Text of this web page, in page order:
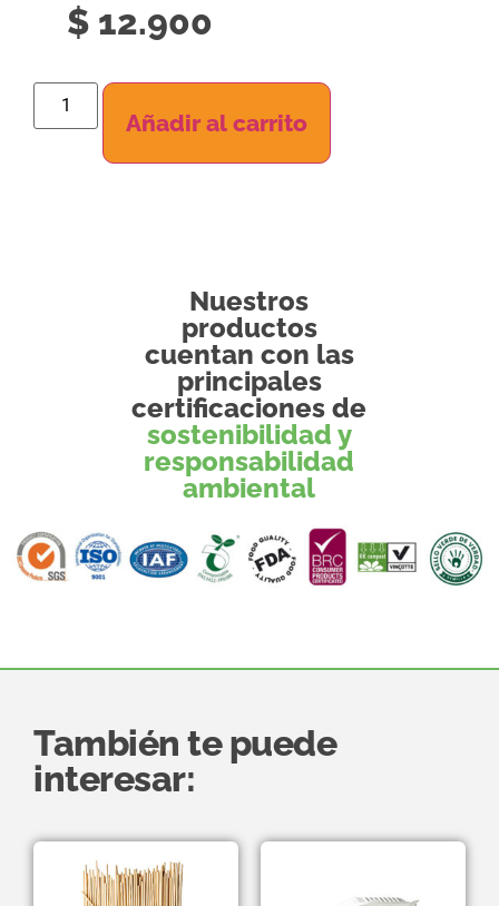
$ 12.900
Añadir al carrito
Nuestros
productos
cuentan con las
principales
certificaciones de
sostenibilidad y
responsabilidad
ambiental
También te puede
interesar: